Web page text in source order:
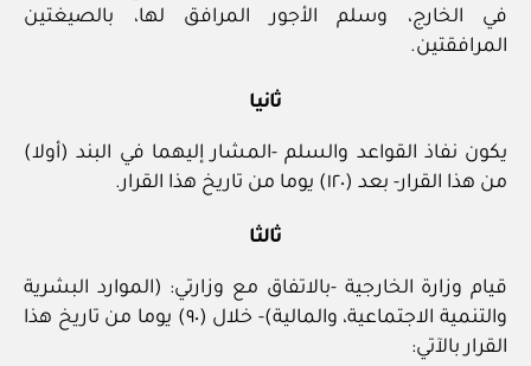
في الخارج، وسلم الأجور المرافق لها، بالصيغتين
المرافقتين.
ثانيا
يكون نفاذ القواعد والسلم -المشار إليهما في البند (أولا)
من هذا القرار- بعد (١٢٠) يوما من تاريخ هذا القرار.
ثالثا
قيام وزارة الخارجية -بالاتفاق مع وزارتي: (الموارد البشرية
والتنمية الاجتماعية، والمالية)- خلال (٩٠) يوما من تاريخ هذا
القرار بالآتي: